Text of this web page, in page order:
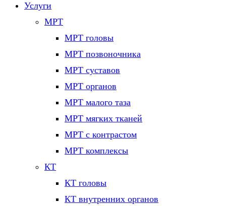
Услуги
МРТ
МРТ головы
МРТ позвоночника
МРТ суставов
МРТ органов
МРТ малого таза
МРТ мягких тканей
МРТ с контрастом
МРТ комплексы
КТ
КТ головы
КТ внутренних органов